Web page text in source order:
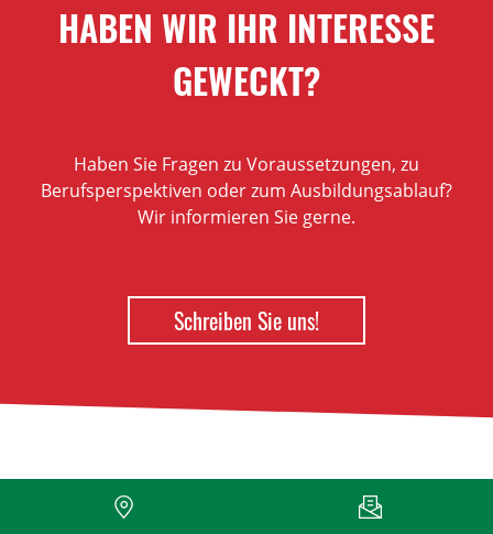
HABEN WIR IHR INTERESSE
GEWECKT?
Haben Sie Fragen zu Voraussetzungen, zu
Berufsperspektiven oder zum Ausbildungsablauf?
Wir informieren Sie gerne.
Schreiben Sie uns!